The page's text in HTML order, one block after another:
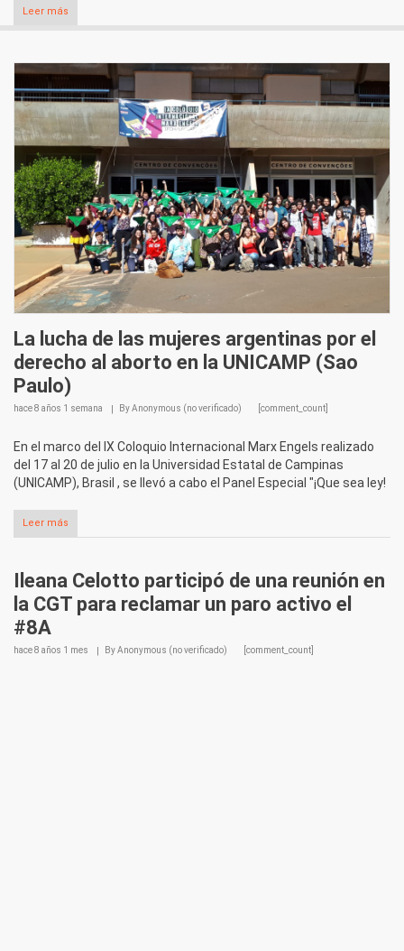
Leer más
La lucha de las mujeres argentinas por el
derecho al aborto en la UNICAMP (Sao
Paulo)
hace8 años 1 semana ByAnonymous (no verificado) [comment_count]
En el marco del IX Coloquio Internacional Marx Engels realizado
del 17 al 20 de julio en la Universidad Estatal de Campinas
(UNICAMP), Brasil , se llevó a cabo el Panel Especial "¡Que sea ley!
Leer más
Ileana Celotto participó de una reunión en
la CGT para reclamar un paro activo el
#8A
hace8 años 1 mes ByAnonymous (no verificado) [comment_count]